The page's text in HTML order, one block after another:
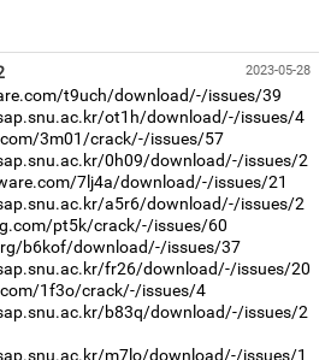
2023-05-28
t9uch/download/-/issues/39
ot1h/download/-/issues/4
3m01/crack/-/issues/57
0h09/download/-/issues/2
7lj4a/download/-/issues/21
a5r6/download/-/issues/2
pt5k/crack/-/issues/60
b6kof/download/-/issues/37
fr26/download/-/issues/20
1f3o/crack/-/issues/4
b83q/download/-/issues/2
m7lo/download/-/issues/1